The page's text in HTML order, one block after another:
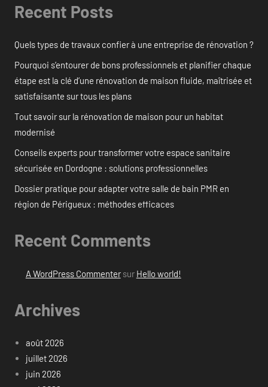
Recent Posts
Quels types de travaux confier à une entreprise de rénovation ?
Pourquoi s’entourer de bons professionnels et planifier chaque
étape est la clé d’une rénovation de maison fluide, maîtrisée et
satisfaisante sur tous les plans
Tout savoir sur la rénovation de maison pour un habitat
modernisé
Conseils experts pour transformer votre espace sanitaire
sécurisée en Dordogne : solutions professionnelles
Dossier pratique pour adapter votre salle de bain PMR en
région de Périgueux : méthodes efficaces
Recent Comments
A WordPress Commentersur Hello world!
Archives
août 2026
juillet 2026
juin 2026